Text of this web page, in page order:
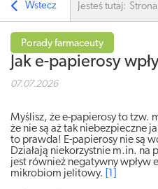
Wstecz Jesteś tutaj:
Jak e-papierosy
07.07.2026
Porady farmaceuty
Myślisz, że e-papierosy to tzw.
że nie są aż tak niebezpieczne
to prawda! E-papierosy nie są
Działają niekorzystnie m.in. na
jest również negatywny wpływ
mikrobiom jelitowy.